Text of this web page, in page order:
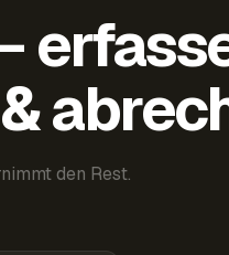
den Rest.